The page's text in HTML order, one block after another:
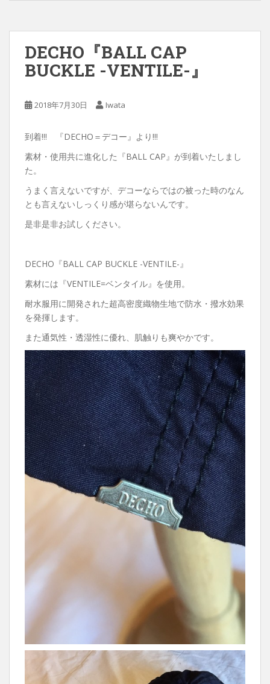
DECHO『BALL CAP
BUCKLE -VENTILE-』
2018年7月30日 Iwata
到着!!! 『DECHO＝デコー』より!!!
素材・使用共に進化した『BALL CAP』が到着いたしまし
た。
うまく言えないですが、デコーならではの被った時のなん
とも言えないしっくり感が堪らないんです。
是非是非お試しください。
DECHO『BALL CAP BUCKLE -VENTILE-』
素材には『VENTILE=ベンタイル』を使用。
耐水服用に開発された超高密度織物生地で防水・撥水効果
を発揮します。
また通気性・透湿性に優れ、肌触りも爽やかです。